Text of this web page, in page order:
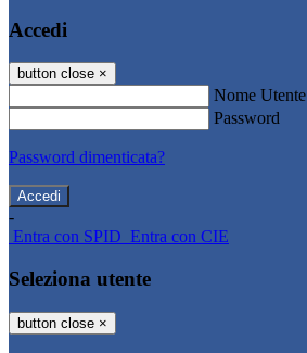
Accedi
button close ×
Nome Utente
Password
Password dimenticata?
-
Entra con SPID Entra con CIE
Seleziona utente
button close ×